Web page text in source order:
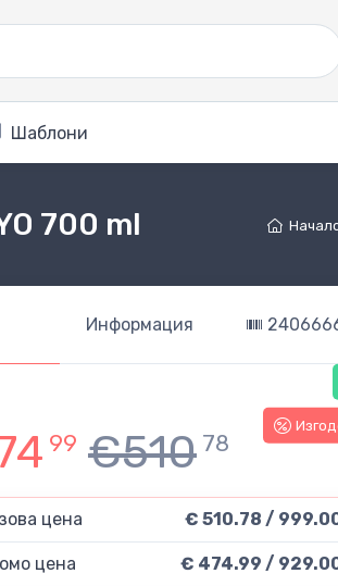
Шаблони
700 ml
Информация
99 €510 78
цена € 510.78 /
цена € 474.99 /